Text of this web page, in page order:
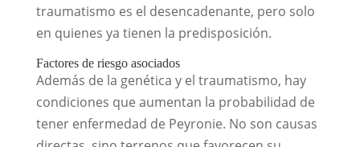
traumatismo es el desencadenante, pero solo
en quienes ya tienen la predisposición.
Factores de riesgo asociados
Además de la genética y el traumatismo, hay
condiciones que aumentan la probabilidad de
tener enfermedad de Peyronie. No son causas